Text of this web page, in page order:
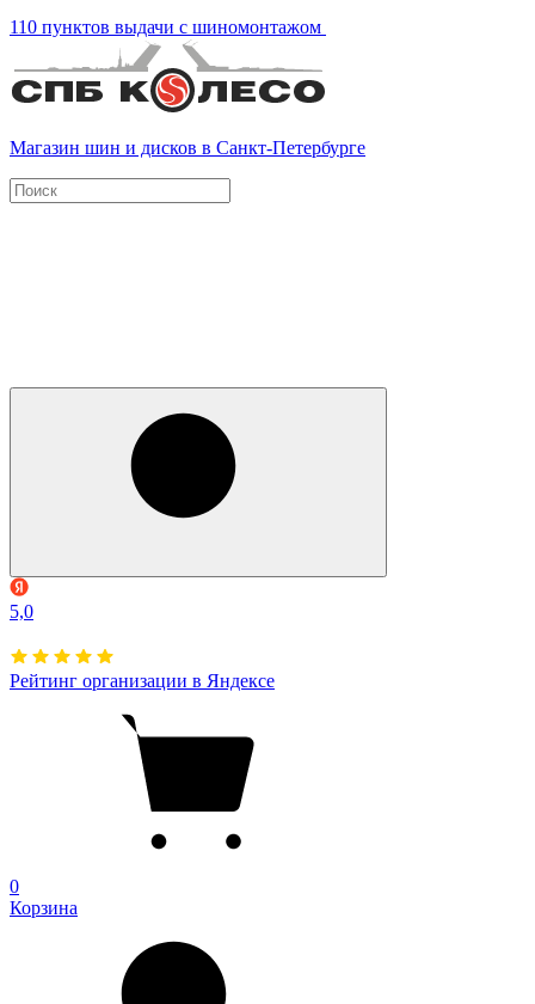
110 пунктов выдачи с шиномонтажом
Магазин шин и дисков в Санкт-Петербурге
5,0
Рейтинг организации в Яндексе
0
Корзина